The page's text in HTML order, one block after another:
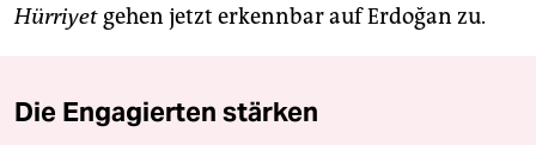
Hürriyet gehen jetzt erkennbar auf Erdoğan zu.
Die Engagierten stärken